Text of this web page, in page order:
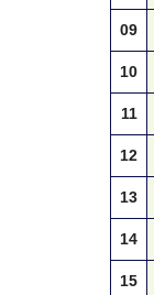
09
10
11
12
13
14
15